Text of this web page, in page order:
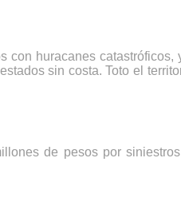
con huracanes catastróficos,
sin costa. Toto el
de pesos por